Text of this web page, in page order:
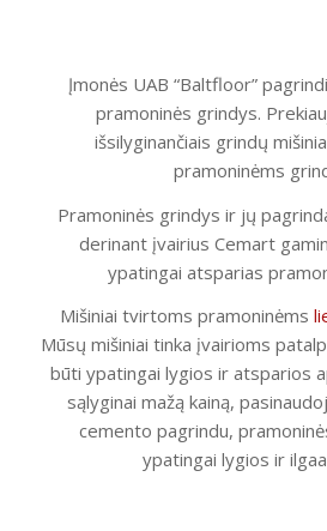
Įmonės UAB “Baltfloor”
pramoninės grindys.
išsilyginančiais grindų
pramoninėms
Pramoninės grindys ir jų
derinant įvairius Cemart
ypatingai atsparias
Mišiniai tvirtoms pramoninėms
Mūsų mišiniai tinka įvairioms
būti ypatingai lygios ir atsparios
sąlyginai mažą kainą,
cemento pagrindu,
ypatingai lygios ir